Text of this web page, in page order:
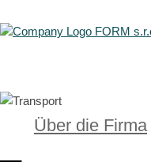
Über die Firma